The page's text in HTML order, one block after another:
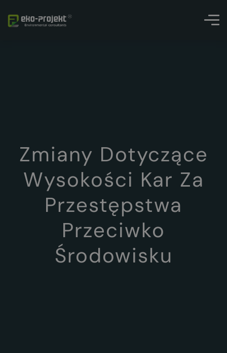
Zmiany Dotyczące
Wysokości Kar Za
Przestępstwa
Przeciwko
Środowisku